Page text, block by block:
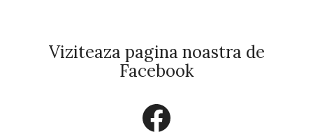
Viziteaza pagina noastra de
Facebook
Facebook